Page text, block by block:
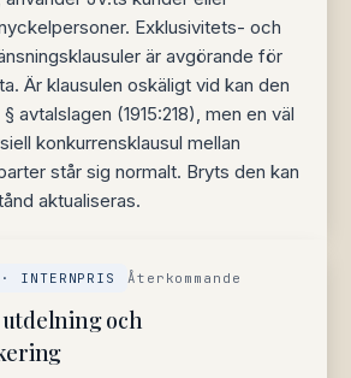
Exklusivitets- och
är avgörande för
Är klausulen oskäligt vid kan den
avtalslagen (1915:218), men en väl
konkurrensklausul mellan
står sig normalt. Bryts den kan
aktualiseras.
INTERNPRIS Återkommande
och